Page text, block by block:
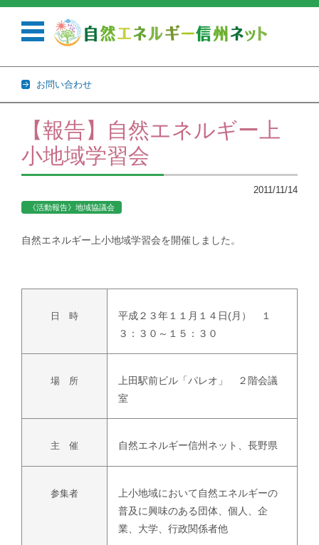
お問い合わせ
コンテンツに移動
【報告】自然エネルギー上
小地域学習会
2011/11/14
《活動報告》地域協議会
自然エネルギー上小地域学習会を開催しました。
日 時
平成２３年１１月１４日(月） １
３：３０～１５：３０
場 所
上田駅前ビル「パレオ」 ２階会議
室
主 催 自然エネルギー信州ネット、長野県
参集者
上小地域において自然エネルギーの
普及に興味のある団体、個人、企
業、大学、行政関係者他